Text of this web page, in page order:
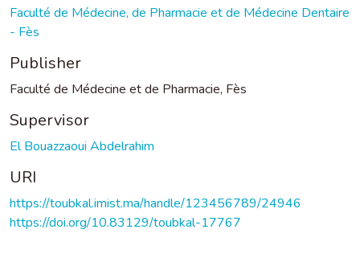
Faculté de Médecine, de Pharmacie et de Médecine Dentaire
- Fès
Publisher
Faculté de Médecine et de Pharmacie, Fès
Supervisor
El Bouazzaoui Abdelrahim
URI
https://toubkal.imist.ma/handle/123456789/24946
https://doi.org/10.83129/toubkal-17767